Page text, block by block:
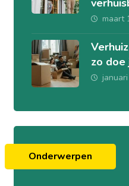
maart
zo doe
Onderwerpen